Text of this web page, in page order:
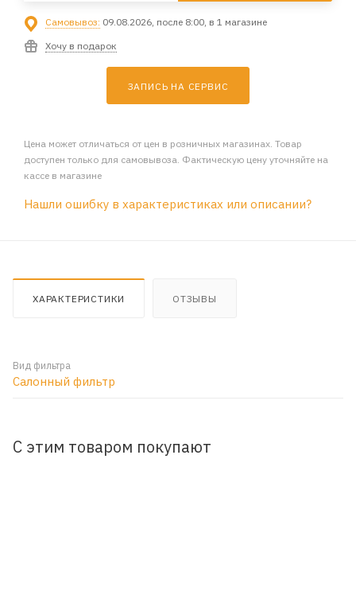
Самовывоз: 09.08.2026, после 8:00, в 1 магазине
Хочу в подарок
ЗАПИСЬ НА СЕРВИС
Цена может отличаться от цен в розничных магазинах. Товар
доступен только для самовывоза. Фактическую цену уточняйте на
кассе в магазине
Нашли ошибку в характеристиках или описании?
ХАРАКТЕРИСТИКИ ОТЗЫВЫ
Вид фильтра
Салонный фильтр
С этим товаром покупают